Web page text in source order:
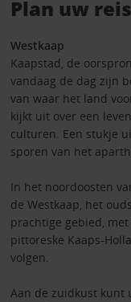
Plan uw
Westkaap
Kaapstad, de
vandaag de dag zijn
van waar het land
kijkt uit over een
culturen. Een stukje
sporen van het
In het noordoosten
de Westkaap, het
prachtige gebied,
pittoreske Kaaps-
volgen.
Aan de zuidkust kunt